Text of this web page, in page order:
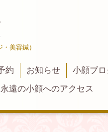
美容鍼）
約 お知らせ 小顔ブ
永遠の小顔へのアクセス